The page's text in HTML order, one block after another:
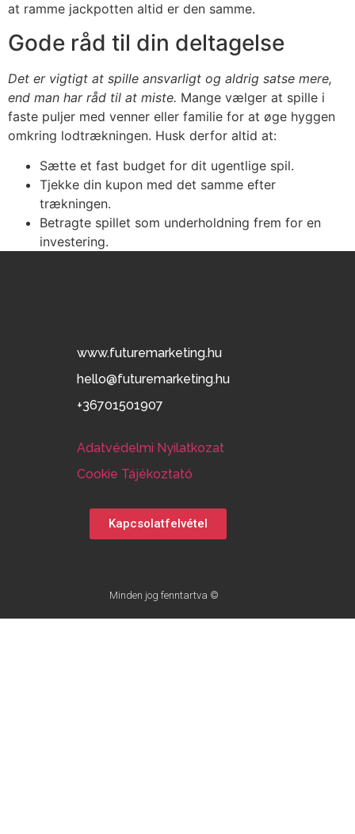
at ramme jackpotten altid er den samme.
Gode råd til din deltagelse
Det er vigtigt at spille ansvarligt og aldrig satse mere,
end man har råd til at miste. Mange vælger at spille i
faste puljer med venner eller familie for at øge hyggen
omkring lodtrækningen. Husk derfor altid at:
Sætte et fast budget for dit ugentlige spil.
Tjekke din kupon med det samme efter
trækningen.
Betragte spillet som underholdning frem for en
investering.
www.futuremarketing.hu
hello@futuremarketing.hu
+36701501907
Adatvédelmi Nyilatkozat
Cookie Tájékoztató
Kapcsolatfelvétel
Minden jog fenntartva ©